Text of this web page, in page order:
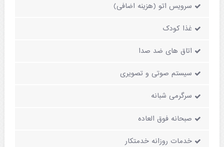
سرویس اتو (هزینه اضافی)
غذا کودک
اتاق های ضد صدا
سیستم صوتی و تصویری
سرگرمی شبانه
صبحانه فوق العاده
خدمات روزانه خدمتکار